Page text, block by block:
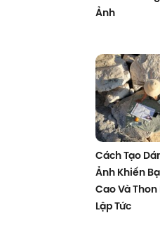
Ảnh
Cách Tạo
Ảnh Khiến
Cao Và
Lập Tức